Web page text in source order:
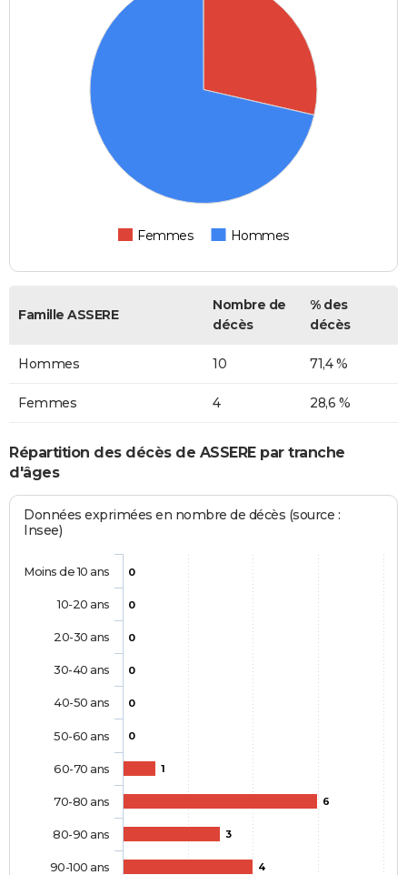
Femmes Hommes
Famille ASSERE
Nombre de
décès
% des
décès
Hommes 10 71,4 %
Femmes 4 28,6 %
Répartition des décès de ASSERE par tranche
d'âges
Données exprimées en nombre de décès (source :
Insee)
0
0
0
0
0
0
1
6
3
4
Moins de 10 ans
10-20 ans
20-30 ans
30-40 ans
40-50 ans
50-60 ans
60-70 ans
70-80 ans
80-90 ans
90-100 ans